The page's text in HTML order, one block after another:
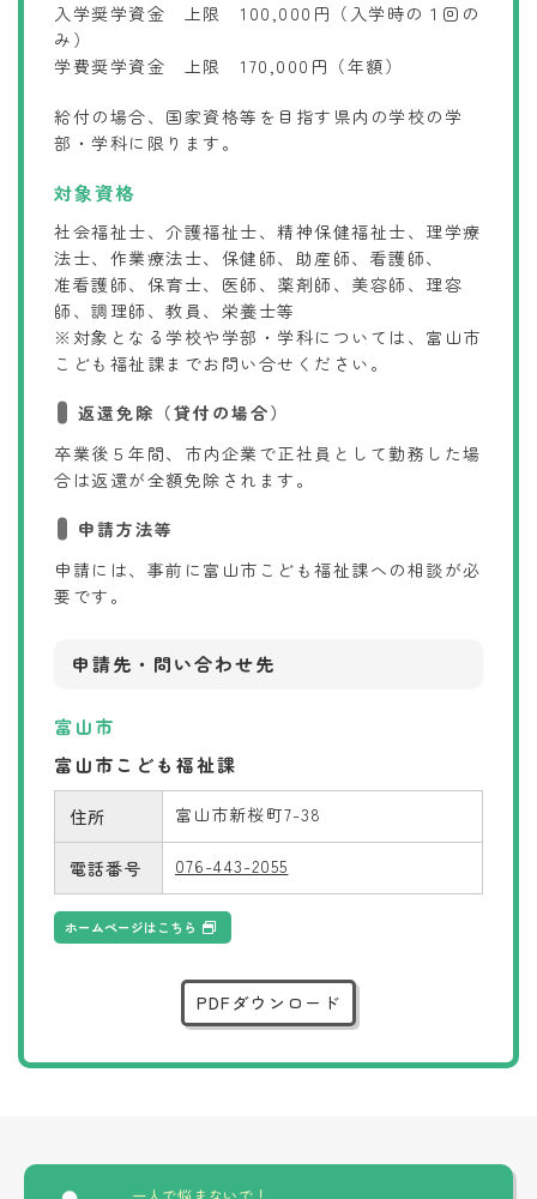
入学奨学資金 上限 100,000円（入学時の１回の
み）
学費奨学資金 上限 170,000円（年額）
給付の場合、国家資格等を目指す県内の学校の学
部・学科に限ります。
対象資格
社会福祉士、介護福祉士、精神保健福祉士、理学療
法士、作業療法士、保健師、助産師、看護師、
准看護師、保育士、医師、薬剤師、美容師、理容
師、調理師、教員、栄養士等
※対象となる学校や学部・学科については、富山市
こども福祉課までお問い合せください。
返還免除（貸付の場合）
卒業後５年間、市内企業で正社員として勤務した場
合は返還が全額免除されます。
申請方法等
申請には、事前に富山市こども福祉課への相談が必
要です。
申請先・問い合わせ先
富山市
富山市こども福祉課
住所 富山市新桜町7-38
電話番号 076-443-2055
ホームページはこちら
PDFダウンロード
一人で悩まないで！